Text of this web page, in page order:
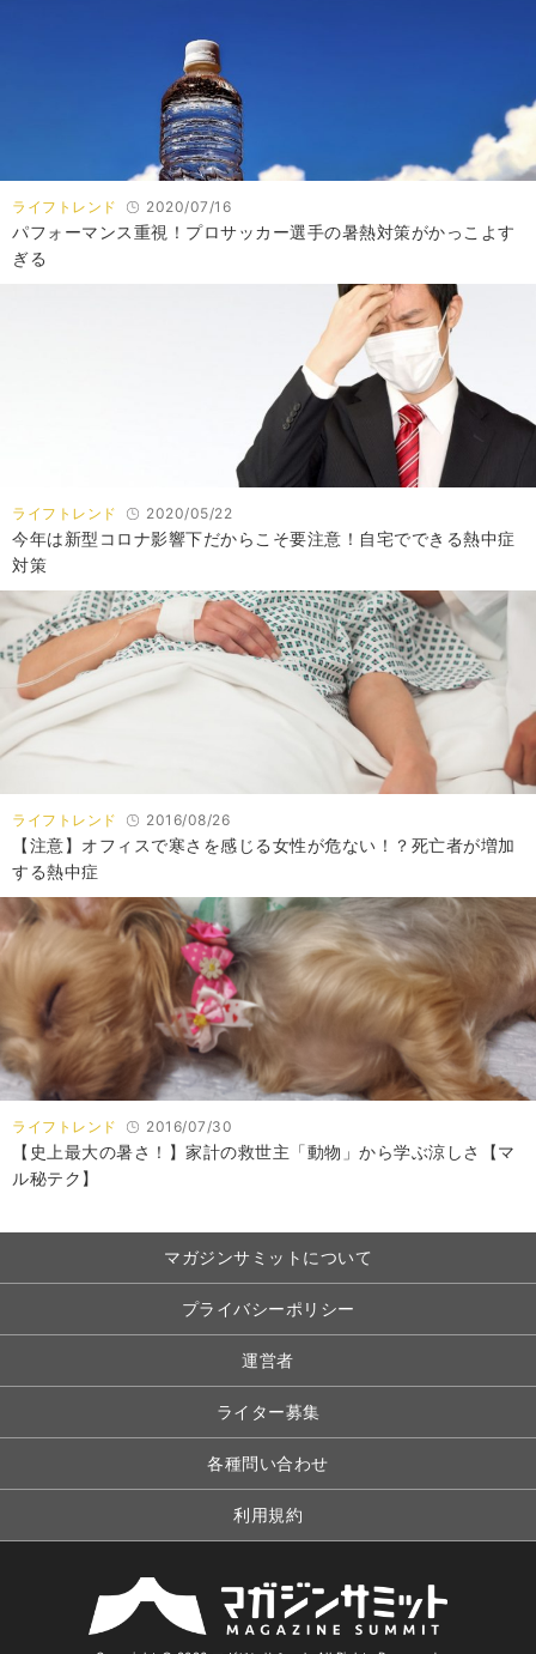
ライフトレンド 2020/07/16
パフォーマンス重視！プロサッカー選手の暑熱対策がかっこよす
ぎる
ライフトレンド 2020/05/22
今年は新型コロナ影響下だからこそ要注意！自宅でできる熱中症
対策
ライフトレンド 2016/08/26
【注意】オフィスで寒さを感じる女性が危ない！？死亡者が増加
する熱中症
ライフトレンド 2016/07/30
【史上最大の暑さ！】家計の救世主「動物」から学ぶ涼しさ【マ
ル秘テク】
マガジンサミットについて
プライバシーポリシー
運営者
ライター募集
各種問い合わせ
利用規約